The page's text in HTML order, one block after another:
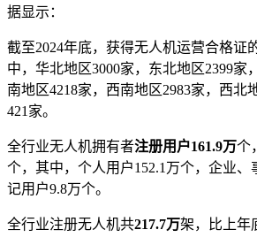
据显示：
截至2024年底，获得无人机运营合格证
中，华北地区3000家，东北地区2399家
南地区4218家，西南地区2983家，西北
421家。
全行业无人机拥有者注册用户161.9万个
个，其中，个人用户152.1万个，企业
记用户9.8万个。
全行业注册无人机共217.7万架，比上年